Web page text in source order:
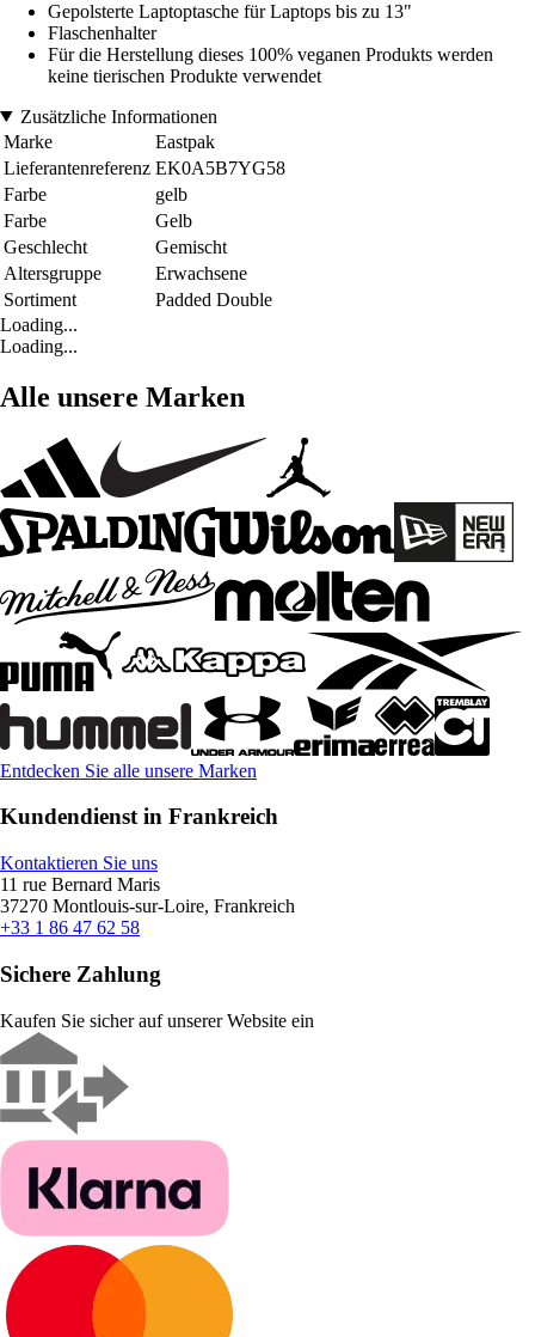
Gepolsterte Laptoptasche für Laptops bis zu 13"
Flaschenhalter
Für die Herstellung dieses 100% veganen Produkts werden
keine tierischen Produkte verwendet
Zusätzliche Informationen
Marke
Eastpak
Lieferantenreferenz EK0A5B7YG58
Farbe
gelb
Farbe
Gelb
Geschlecht
Gemischt
Altersgruppe
Erwachsene
Sortiment
Padded Double
Loading...
Loading...
Alle unsere Marken
Entdecken Sie alle unsere Marken
Kundendienst in Frankreich
Kontaktieren Sie uns
11 rue Bernard Maris
37270 Montlouis-sur-Loire, Frankreich
+33 1 86 47 62 58
Sichere Zahlung
Kaufen Sie sicher auf unserer Website ein